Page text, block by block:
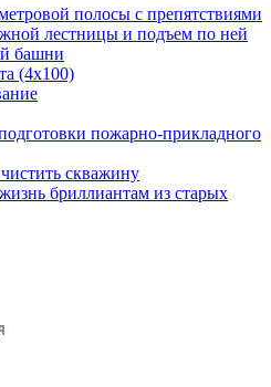
полосы с препятствиями
лестницы и подъем по ней
башни
(4x100)
пожарно-прикладного
скважину
бриллиантам из старых